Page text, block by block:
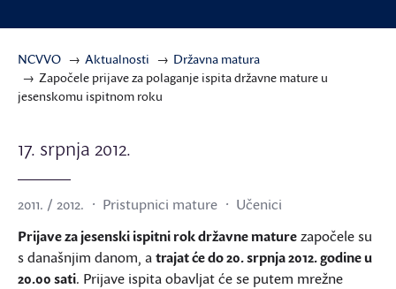
NCVVO Aktualnosti
Državna matura
Započele prijave za polaganje ispita državne mature u
jesenskomu ispitnom roku
17. srpnja 2012.
2011. / 2012. Pristupnici mature
Učenici
Prijave za jesenski ispitni rok državne maturezapočele su
s današnjim danom, atrajat će do 20. srpnja 2012. godine u
20.00 sati. Prijave ispita obavljat će se putem mrežne